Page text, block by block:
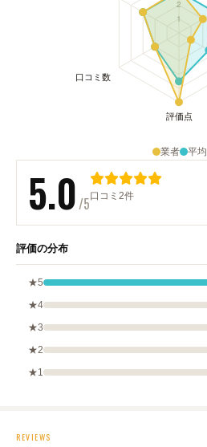
業者 平均
5.0/5口コミ2件
評価の分布
★5
★4
★3
★2
★1
REVIEWS